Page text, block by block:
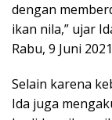
dengan
ikan nila,” ujar
Rabu, 9 Juni
Selain karena
Ida juga